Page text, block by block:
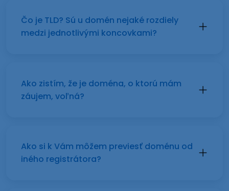
Čo je TLD? Sú u domén nejaké rozdiely
medzi jednotlivými koncovkami?
Ako zistím, že je doména, o ktorú mám
záujem, voľná?
Ako si k Vám môžem previesť doménu od
iného registrátora?